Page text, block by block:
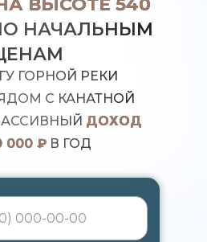
ГОРНОЙ РЕКИ
С КАНАТНОЙ
ДОХОД
000 ₽ В ГОД
ВЫСОТЕ 540
НАЧАЛЬНЫМ